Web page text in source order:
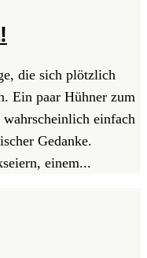
die sich plötzlich
Ein paar Hühner zum
einfach
Gedanke.
einem...